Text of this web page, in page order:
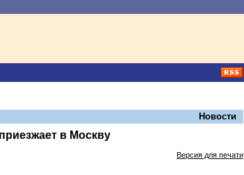
Новости
в Москву
Версия для печати